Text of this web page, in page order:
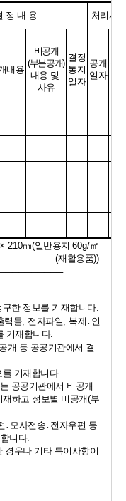
정 내 용 처리사
내용
비공개
(부분공개)
내용 및
사유
결정
통지
일자
공개
일자
× 210㎜(일반용지 60g/㎡
(재활용품))
한 정보를 기재합니다.
력물, 전자파일, 복제 ․ 인
기재합니다.
개 등 공공기관에서 결
기재합니다.
공공기관에서 비공개
하고 정보별 비공개(부
․ 모사전송․ 전자우편 등
니다.
경우나 기타 특이사항이